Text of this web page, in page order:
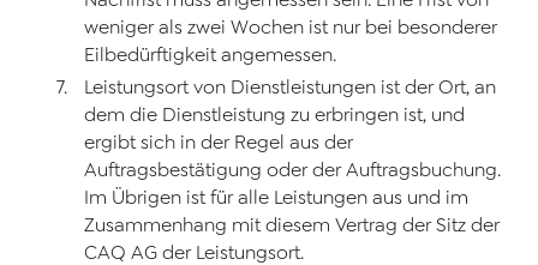
weniger als zwei Wochen ist nur bei besonderer
Eilbedürftigkeit angemessen.
Leistungsort von Dienstleistungen ist der Ort, an
dem die Dienstleistung zu erbringen ist, und
ergibt sich in der Regel aus der
Auftragsbestätigung oder der Auftragsbuchung.
Im Übrigen ist für alle Leistungen aus und im
Zusammenhang mit diesem Vertrag der Sitz der
CAQ AG der Leistungsort.